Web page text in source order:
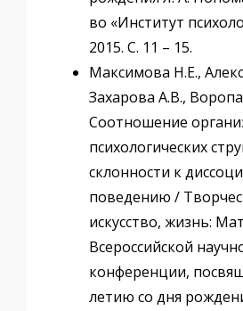
во «Институт
2015. С. 11 – 15.
Максимова Н.Е.,
Захарова А.В.,
Соотношение
психологических
склонности к
поведению /
искусство, жизнь:
Всероссийской
конференции,
летию со дня